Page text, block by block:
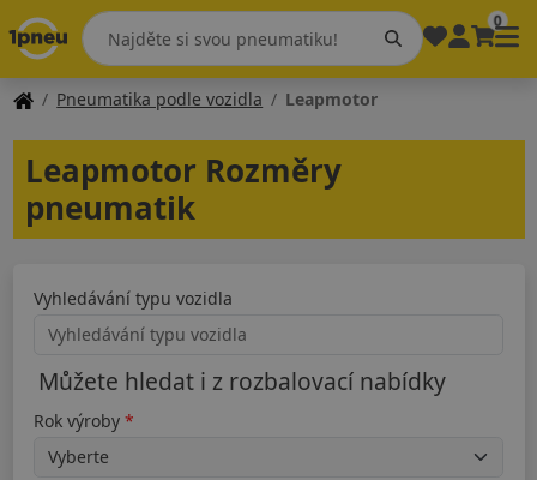
0
Pneumatika podle vozidla Leapmotor
Leapmotor Rozměry
pneumatik
Vyhledávání typu vozidla
Můžete hledat i z rozbalovací nabídky
Rok výroby